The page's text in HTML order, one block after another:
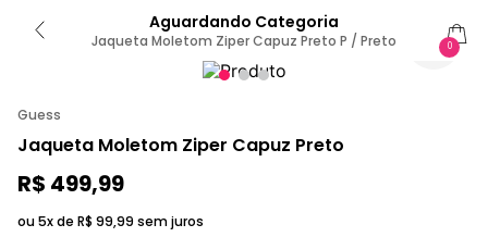
Aguardando Categoria
Jaqueta Moletom Ziper Capuz Preto P / Preto 0
Guess
Jaqueta Moletom Ziper Capuz Preto
R$ 499,99
ou 5x de R$ 99,99 sem juros